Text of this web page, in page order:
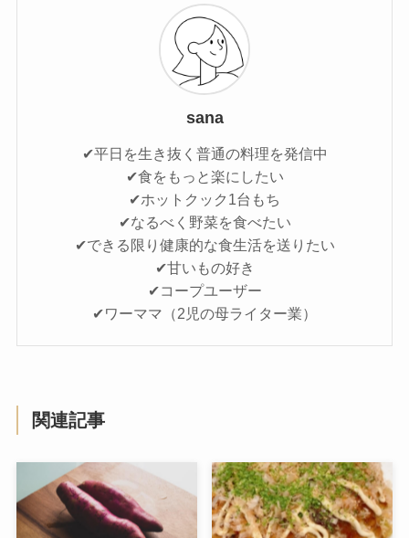
sana
✔平日を生き抜く普通の料理を発信中
✔食をもっと楽にしたい
✔ホットクック1台もち
✔なるべく野菜を食べたい
✔できる限り健康的な食生活を送りたい
✔甘いもの好き
✔コープユーザー
✔ワーママ（2児の母ライター業）
関連記事